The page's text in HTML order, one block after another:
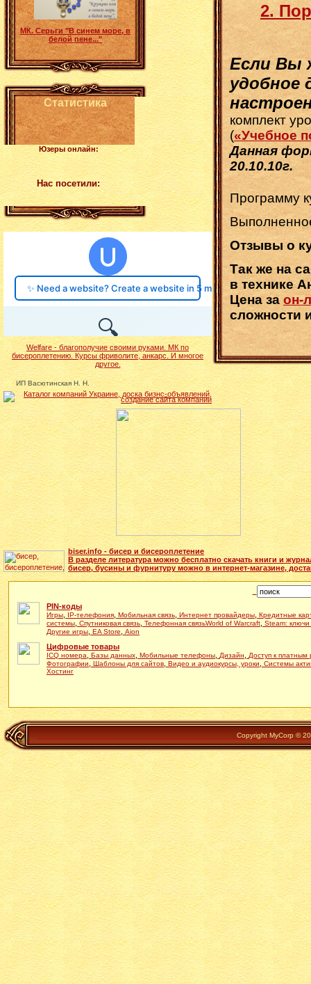
МК. Серьги "В синем море, в
белой пене..."
Статистика
Юзеры онлайн:
Нас посетили:
Welfare - благополучие своими руками. МК по
бисероплетению. Курсы фриволите, анкарс. И многое
другое.
ИП Васютинская Н. Н.
2.
Если Вы
удобное
комплект
(«Учебное
Данная
20.10.10г.
Программу
Отзывы о
Так же на
в технике
Цена за он-
сложности
biser.info - бисер и бисероплетение
В разделе литература можно бесплатно скачать книги и
бисер, бусины и фурнитуру можно в интернет-магазине,
PIN-коды
Игры IP-телефония Мобильная связь Интернет провайдеры Кредитные
системы Спутниковая связь Телефонная связьWorld of Warcraft Steam: ключи
Другие игры EA Store Aion
Цифровые товары
ICQ номера Базы данных Мобильные телефоны Дизайн
Доступ к платным
Фотографии
Шаблоны для сайтов Видео и аудиокурсы, уроки
Системы
Хостинг
Copyright MyCorp ©